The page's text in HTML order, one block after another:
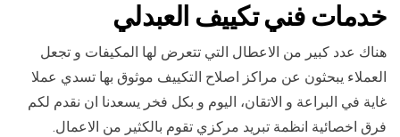
خدمات فني تكييف العبدلي
هناك عدد كبير من الاعطال التي تتعرض لها المكيفات و تجعل
العملاء يبحثون عن مراكز اصلاح التكييف موثوق بها تسدي عملا
غاية في البراعة و الاتقان، اليوم و بكل فخر يسعدنا ان نقدم لكم
فرق اخصائية انظمة تبريد مركزي تقوم بالكثير من الاعمال.